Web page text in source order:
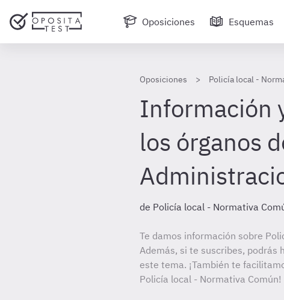
Oposiciones Esquemas
Oposiciones Policía local -
Información
los órganos
de Policía local - Normativa
Te damos información sobre
Además, si te suscribes, podrás
este tema. ¡También te
Policía local - Normativa Común!